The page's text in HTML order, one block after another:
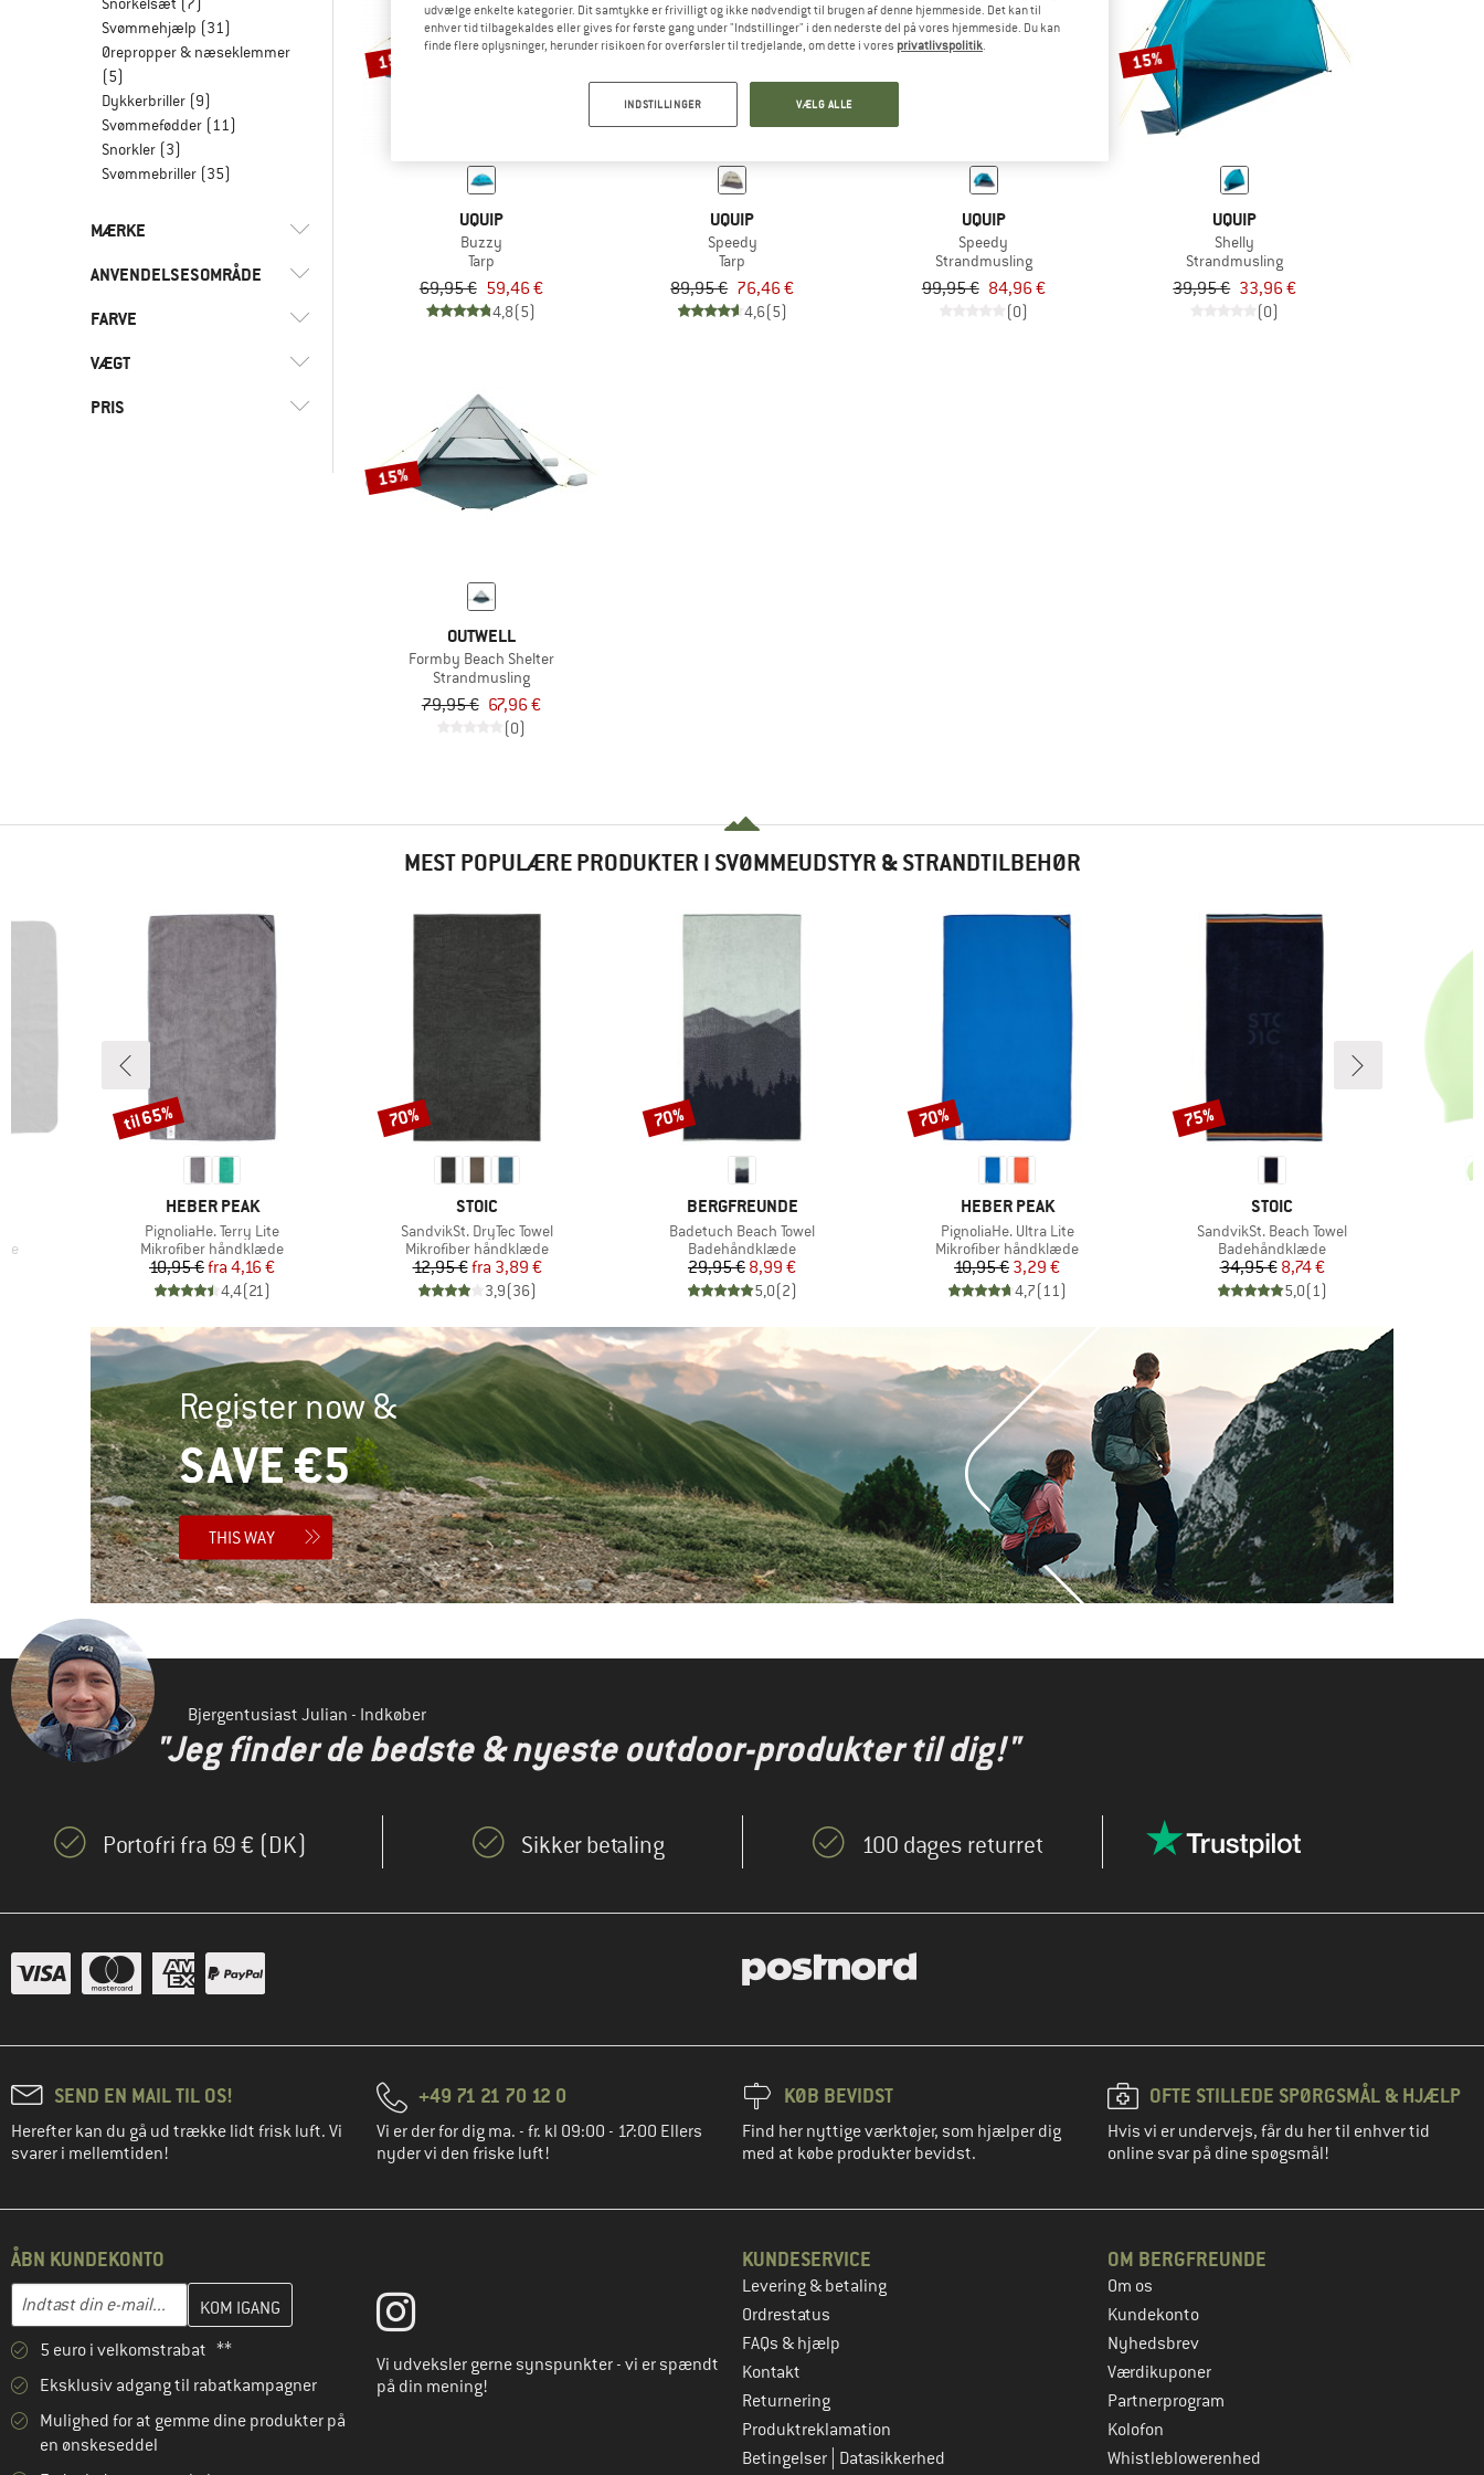
Svømmehjælp (31)
Ørepropper & næseklemmer
(5)
Dykkerbriller (9)
Svømmefødder (11)
Snorkler (3)
Svømmebriller (35)
MÆRKE
Outwell
ANVENDELSESOMRÅDE
Camping
Fritid
FARVE
VÆGT
PRIS
15%
UQUIP
Buzzy
Tarp
69,95 € 59,46 €
4,8(5)
UQUIP
Speedy
Tarp
89,95 € 76,46 €
4,6(5)
15%
UQUIP
Speedy
Strandmusling
99,95 € 84,96 €
(0)
15%
UQUIP
Shelly
Strandmusling
39,95 € 33,96 €
(0)
15%
OUTWELL
Formby Beach Shelter
Strandmusling
79,95 € 67,96 €
(0)
MEST POPULÆRE PRODUKTER I SVØMMEUDSTYR & STRANDTILBEHØR
MÆRKE
HEBER PEAK
Artikel
PignoliaHe. Terry Lite
Produktgruppe
Mikrofiber håndklæde
Pris
10,95 € Nedsat pris
fra 4,16 €
4,4(21 )
Rabat
til 65%
MÆRKE
STOIC
Artikel
SandvikSt. DryTec Towel
Produktgruppe
Mikrofiber håndklæde
Pris
12,95 € Nedsat pris
fra 3,89 €
3,9(36)
Rabat
70%
MÆRKE
BERGFREUNDE
Artikel
Badetuch Beach Towel
Produktgruppe
Badehåndklæde
Pris
29,95 €Nedsat pris
8,99 €
5,0(2)
Rabat
70%
MÆRKE
HEBER PEAK
Artikel
PignoliaHe. Ultra Lite
Produktgruppe
Mikrofiber håndklæde
Pris
10,95 €Nedsat pris
3,29 €
4,7(11 )
Rabat
70%
MÆRKE
STOIC
Artikel
SandvikSt. Beach Towel
Produktgruppe
Badehåndklæde
Pris
34,95 €Nedsat pris
8,74 €
5,0(1 )
Rabat
75%
Register now &
SAVE €5
THIS WAY
Bjergentusiast Julian - Indkøber
"Jeg finder de bedste & nyeste outdoor-produkter til dig!"
Portofri fra 69 € (DK) Sikker betaling 100 dages returret
SEND EN MAIL TIL OS!
Herefter kan du gå ud trække lidt frisk luft. Vi
svarer i mellemtiden!
+49 71 21 70 12 0
Vi er der for dig ma. - fr. kl 09:00 - 17:00 Ellers
nyder vi den friske luft!
KØB BEVIDST
Find her nyttige værktøjer, som hjælper dig
med at købe produkter bevidst.
OFTE STILLEDE SPØRGSMÅL & HJÆLP
Hvis vi er undervejs, får du her til enhver tid
online svar på dine spøgsmål!
ÅBN KUNDEKONTO
E-mail-adresse
Indtast din e-mailadresse her, og opret i næste trin din kundekonto
5 euro i velkomstrabat **
Eksklusiv adgang til rabatkampagner
Mulighed for at gemme dine produkter på
en ønskeseddel
Vi udveksler gerne synspunkter - vi er spændt
på din mening!
KUNDESERVICE
Levering & betaling
Ordrestatus
FAQs & hjælp
Kontakt
Returnering
Produktreklamation
Betingelser Datasikkerhed
OM BERGFREUNDE
Om os
Kundekonto
Nyhedsbrev
Værdikuponer
Partnerprogram
Kolofon
Whistleblowerenhed
udvælge enkelte kategorier. Dit samtykke er frivilligt og ikke nødvendigt til brugen af denne hjemmeside. Det kan til
enhver tid tilbagekaldes eller gives for første gang under "Indstillinger" i den nederste del på vores hjemmeside. Du kan
finde flere oplysninger, herunder risikoen for overførsler til tredjelande, om dette i vores privatlivspolitik
INDSTILLINGER VÆLG ALLE